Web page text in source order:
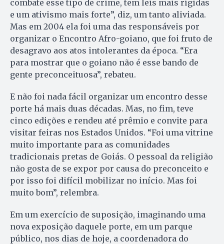
combate esse tipo de crime, tem leis mais rígidas
e um ativismo mais forte”, diz, um tanto aliviada.
Mas em 2004 ela foi uma das responsáveis por
organizar o Encontro Afro-goiano, que foi fruto de
desagravo aos atos intolerantes da época. “Era
para mostrar que o goiano não é esse bando de
gente preconceituosa”, rebateu.
E não foi nada fácil organizar um encontro desse
porte há mais duas décadas. Mas, no fim, teve
cinco edições e rendeu até prêmio e convite para
visitar feiras nos Estados Unidos. “Foi uma vitrine
muito importante para as comunidades
tradicionais pretas de Goiás. O pessoal da religião
não gosta de se expor por causa do preconceito e
por isso foi difícil mobilizar no início. Mas foi
muito bom”, relembra.
Em um exercício de suposição, imaginando uma
nova exposição daquele porte, em um parque
público, nos dias de hoje, a coordenadora do